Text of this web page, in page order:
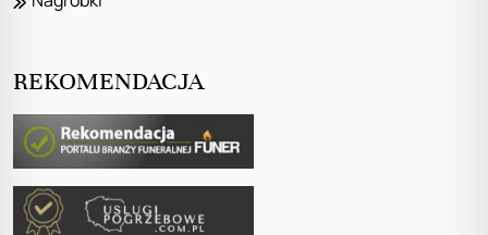
REKOMENDACJA